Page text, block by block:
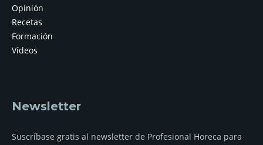
Opinión
Recetas
Formación
Vídeos
Newsletter
Suscríbase gratis al newsletter de Profesional Horeca para